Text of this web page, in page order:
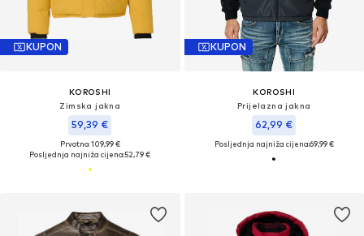
KUPON
KOROSHI
Zimska jakna
59,39 €
Prvotno: 109,99 €
Posljednja najniža cijena:52,79 €
KUPON
KOROSHI
Prijelazna jakna
62,99 €
Posljednja najniža cijena:69,99 €